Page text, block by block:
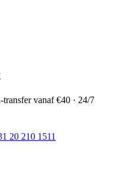
vanaf €40 · 24/7
20 210 1511